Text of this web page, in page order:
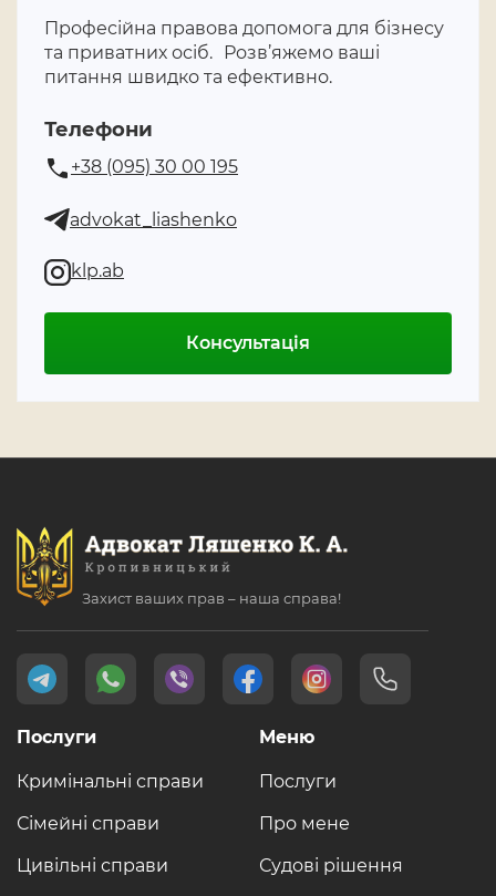
Професійна правова допомога для бізнесу
та приватних осіб. Розв’яжемо ваші
питання швидко та ефективно.
Телефони
+38 (095) 30 00 195
advokat_liashenko
klp.ab
Консультація
Захист ваших прав – наша справа!
Меню
Послуги
Про мене
Судові рішення
Послуги
Кримінальні справи
Сімейні справи
Цивільні справи